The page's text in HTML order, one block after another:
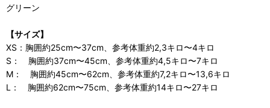
グリーン
【サイズ】
XS：胸囲約25cm〜37cm、参考体重約2,3キロ〜4キロ
S： 胸囲約37cm〜45cm、参考体重約4,5キロ〜7キロ
M： 胸囲約45cm〜62cm、参考体重約7,2キロ〜13,6キロ
L： 胸囲約62cm〜75cm、参考体重約14キロ〜27キロ